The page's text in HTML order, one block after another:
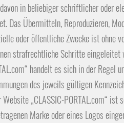
in beliebiger schriftlicher oder
Das Übermitteln, Reproduzieren,
oder öffentliche Zwecke ist ohne
strafrechtliche Schritte eingeleitet
handelt es sich in der Regel
des jeweils gültigen
„CLASSIC-PORTAL.com“ ist
Marke oder eines Logos